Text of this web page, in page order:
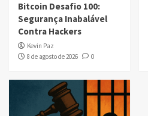
Bitcoin Desafio 100:
Segurança Inabalável
Contra Hackers
Kevin Paz
8 de agosto de 2026
0